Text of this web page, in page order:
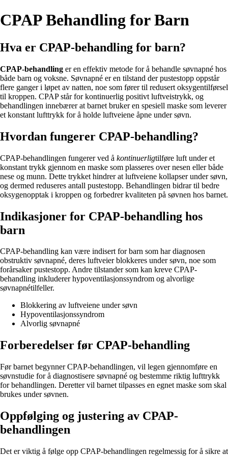
CPAP Behandling for Barn
Hva er CPAP-behandling for barn?
CPAP-behandling er en effektiv metode for å behandle søvnapné hos
både barn og voksne. Søvnapné er en tilstand der pustestopp oppstår
flere ganger i løpet av natten, noe som fører til redusert oksygentilførsel
til kroppen. CPAP står for kontinuerlig positivt luftveistrykk, og
behandlingen innebærer at barnet bruker en spesiell maske som leverer
et konstant lufttrykk for å holde luftveiene åpne under søvn.
Hvordan fungerer CPAP-behandling?
CPAP-behandlingen fungerer ved å kontinuerligtilføre luft under et
konstant trykk gjennom en maske som plasseres over nesen eller både
nese og munn. Dette trykket hindrer at luftveiene kollapser under søvn,
og dermed reduseres antall pustestopp. Behandlingen bidrar til bedre
oksygenopptak i kroppen og forbedrer kvaliteten på søvnen hos barnet.
Indikasjoner for CPAP-behandling hos
barn
CPAP-behandling kan være indisert for barn som har diagnosen
obstruktiv søvnapné, deres luftveier blokkeres under søvn, noe som
forårsaker pustestopp. Andre tilstander som kan kreve CPAP-
behandling inkluderer hypoventilasjonssyndrom og alvorlige
søvnapnétilfeller.
Blokkering av luftveiene under søvn
Hypoventilasjonssyndrom
Alvorlig søvnapné
Forberedelser før CPAP-behandling
Før barnet begynner CPAP-behandlingen, vil legen gjennomføre en
søvnstudie for å diagnostisere søvnapné og bestemme riktig lufttrykk
for behandlingen. Deretter vil barnet tilpasses en egnet maske som skal
brukes under søvnen.
Oppfølging og justering av CPAP-
behandlingen
Det er viktig å følge opp CPAP-behandlingen regelmessig for å sikre at